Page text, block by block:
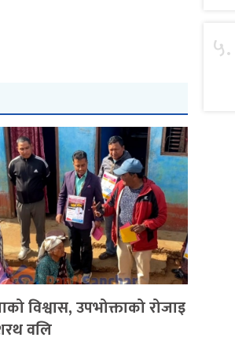
विश्वास, उपभोक्ताको रोजाइ
वलि
५.